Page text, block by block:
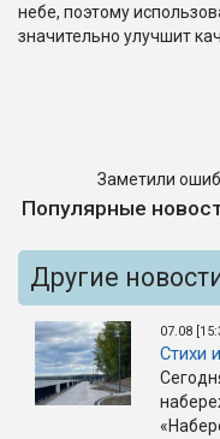
небе, поэтому
значительно улучшит
Заметили
Популярные
Другие
07.08
Стихи